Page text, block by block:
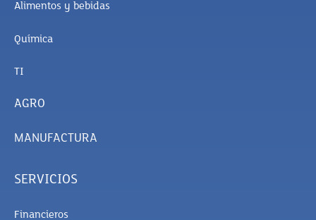
Alimentos y bebidas
Química
TI
AGRO
MANUFACTURA
SERVICIOS
Financieros